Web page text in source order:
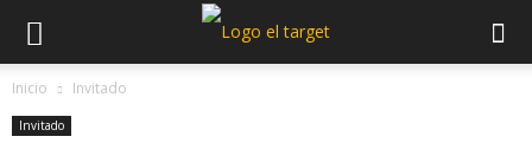
Inicio Invitado
Invitado